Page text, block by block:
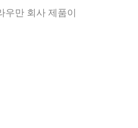
우만 회사 제품이